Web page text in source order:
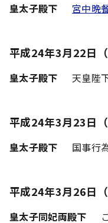
皇太子殿下
宮中晩
平成24年3月22日（
皇太子殿下 天皇陛
平成24年3月23日（
皇太子殿下 国事行
平成24年3月26日（
皇太子同妃両殿下